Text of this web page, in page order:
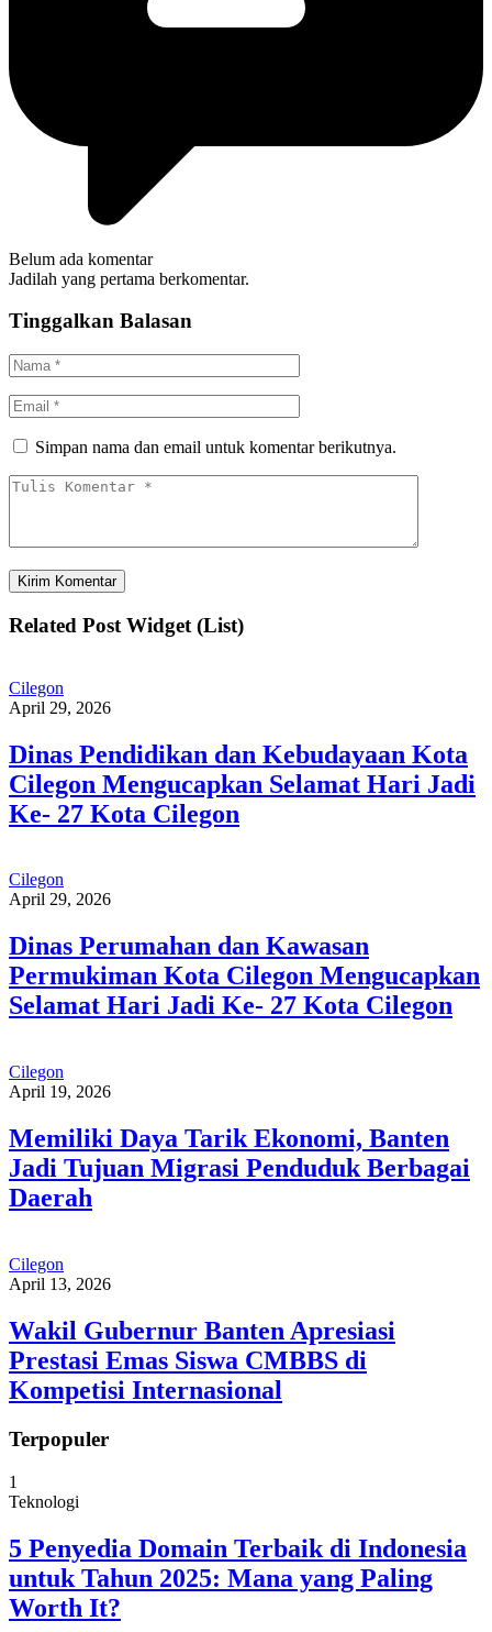
Belum ada komentar
Jadilah yang pertama berkomentar.
Tinggalkan Balasan
Simpan nama dan email untuk komentar berikutnya.
Related Post Widget (List)
Cilegon
April 29, 2026
Dinas Pendidikan dan Kebudayaan Kota
Cilegon Mengucapkan Selamat Hari Jadi
Ke- 27 Kota Cilegon
Cilegon
April 29, 2026
Dinas Perumahan dan Kawasan
Permukiman Kota Cilegon Mengucapkan
Selamat Hari Jadi Ke- 27 Kota Cilegon
Cilegon
April 19, 2026
Memiliki Daya Tarik Ekonomi, Banten
Jadi Tujuan Migrasi Penduduk Berbagai
Daerah
Cilegon
April 13, 2026
Wakil Gubernur Banten Apresiasi
Prestasi Emas Siswa CMBBS di
Kompetisi Internasional
Terpopuler
1
Teknologi
5 Penyedia Domain Terbaik di Indonesia
untuk Tahun 2025: Mana yang Paling
Worth It?